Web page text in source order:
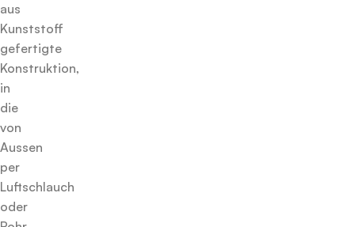
aus
Kunststoff
gefertigte
Konstruktion,
in
die
von
Aussen
per
Luftschlauch
oder